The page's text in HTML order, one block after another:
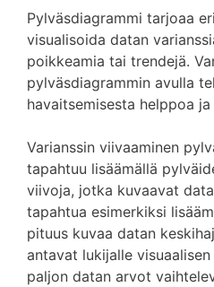
Pylväsdiagrammi tarjoaa
visualisoida datan
poikkeamia tai trendejä.
pylväsdiagrammin avulla
havaitsemisesta helppoa ja
Varianssin viivaaminen
tapahtuu lisäämällä
viivoja, jotka kuvaavat
tapahtua esimerkiksi
pituus kuvaa datan
antavat lukijalle
paljon datan arvot